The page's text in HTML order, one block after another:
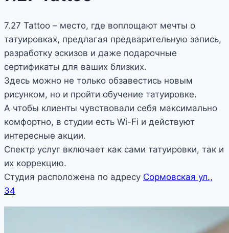
7.27 Tattoo – место, где воплощают мечты о
татуировках, предлагая предварительную запись,
разработку эскизов и даже подарочные
сертификаты для ваших близких.
Здесь можно не только обзавестись новым
рисунком, но и пройти обучение татуировке.
А чтобы клиенты чувствовали себя максимально
комфортно, в студии есть Wi-Fi и действуют
интересные акции.
Спектр услуг включает как сами татуировки, так и
их коррекцию.
Студия расположена по адресу Сормовская ул.,
34